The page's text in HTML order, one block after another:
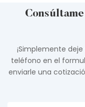
¡Simplemente
teléfono en el
enviarle una